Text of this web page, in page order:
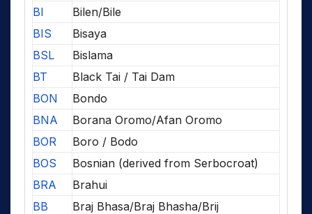
BI
Bilen/Bile
BIS
Bisaya
BSL
Bislama
BT
Black Tai / Tai Dam
BON
Bondo
BNA
Borana Oromo/Afan Oromo
BOR
Boro / Bodo
BOS
Bosnian (derived from Serbocroat)
BRA
Brahui
BB
Braj Bhasa/Braj Bhasha/Brij